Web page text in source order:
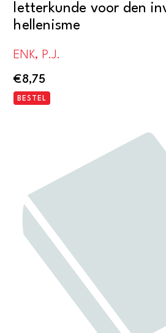
letterkunde voor den
hellenisme
ENK, P.J.
€8,75
BESTEL